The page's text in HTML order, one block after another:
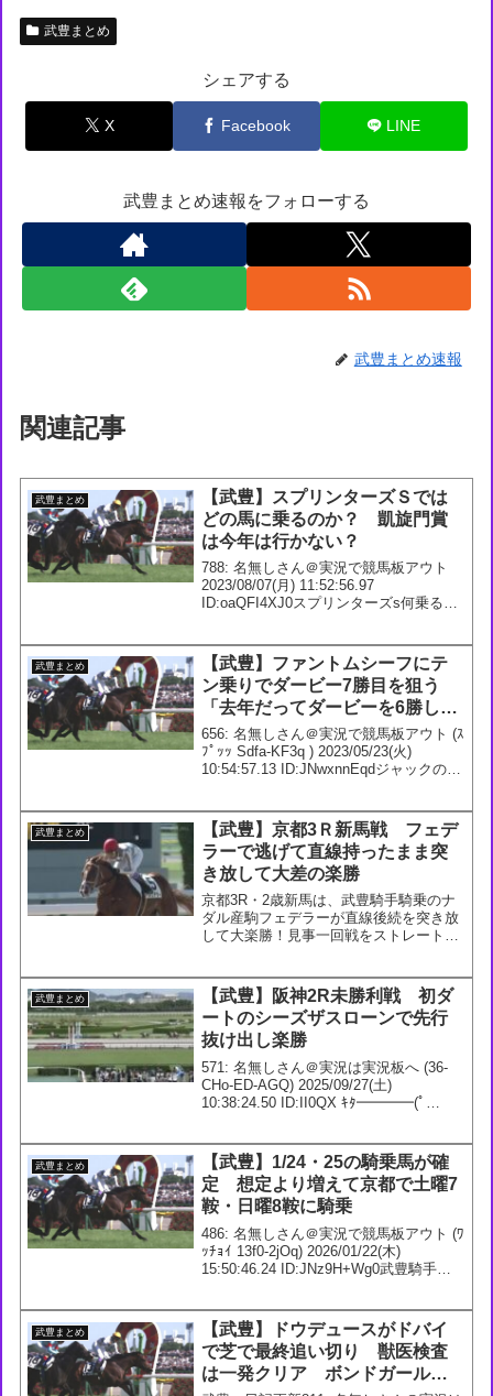
武豊まとめ
シェアする
X Facebook LINE
武豊まとめ速報をフォローする
武豊まとめ速報
関連記事
武豊まとめ
【武豊】スプリンターズＳでは
どの馬に乗るのか？ 凱旋門賞
は今年は行かない？
788: 名無しさん＠実況で競馬板アウト
2023/08/07(月) 11:52:56.97
ID:oaQFI4XJ0スプリンターズs何乗るか
アウト 2023/0...
武豊まとめ
【武豊】ファントムシーフにテ
ン乗りでダービー7勝目を狙う
「去年だってダービーを6勝した
人はいなかったんだからね」
656: 名無しさん＠実況で競馬板アウト (ｽ
ﾌﾟｯｯ Sdfa-KF3q ) 2023/05/23(火)
10:54:57.13 ID:JNwxnnEqdジャックの時
武豊まとめ
【武豊】京都3Ｒ新馬戦 フェデ
ラーで逃げて直線持ったまま突
き放して大差の楽勝
京都3R・2歳新馬は、武豊騎手騎乗のナ
ダル産駒フェデラーが直線後続を突き放
して大楽勝！見事一回戦をストレートの
October 20, 2024818:...
武豊まとめ
【武豊】阪神2R未勝利戦 初ダ
ートのシーズザスローンで先行
抜け出し楽勝
571: 名無しさん＠実況は実況板へ (36-
CHo-ED-AGQ) 2025/09/27(土)
10:38:24.50 ID:II0QX ｷﾀ━━━━(ﾟ
武豊まとめ
【武豊】1/24・25の騎乗馬が確
定 想定より増えて京都で土曜7
鞍・日曜8鞍に騎乗
486: 名無しさん＠実況で競馬板アウト (ﾜ
ｯﾁｮｲ 13f0-2jOq) 2026/01/22(木)
15:50:46.24 ID:JNz9H+Wg0武豊騎手今
武豊まとめ
【武豊】ドウデュースがドバイ
で芝で最終追い切り 獣医検査
は一発クリア ボンドガールの